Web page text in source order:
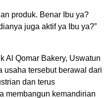
produk. Benar Ibu ya?
juga aktif ya Ibu ya?”
Al Qomar Bakery, Uswatun
usaha tersebut berawal dari
dan terus
membangun kemandirian